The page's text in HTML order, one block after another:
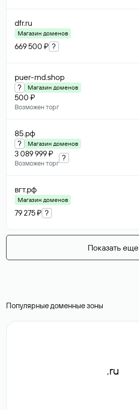
dfr.ru
Магазин доменов
669 500 ₽ ?
puer-rnd.shop
? Магазин доменов
500 ₽
Возможен торг
85.рф
? Магазин доменов
3 089 999 ₽
Возможен торг
?
вгт.рф
Магазин доменов
79 275 ₽ ?
Показать еще
Популярные доменные зоны
.ru